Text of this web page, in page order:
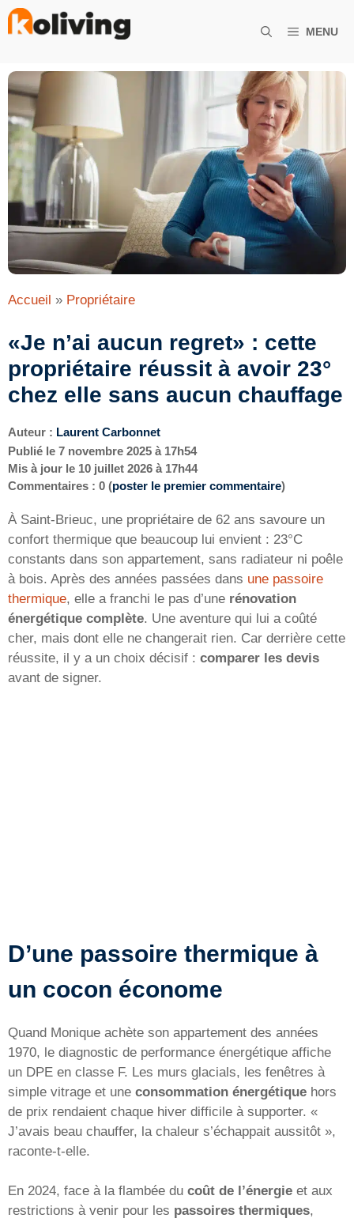
Aller
MENU
Accueil » Propriétaire
«Je n’ai aucun regret» : cette
propriétaire réussit à avoir 23°
chez elle sans aucun chauffage
Auteur : Laurent Carbonnet
Publié le 7 novembre 2025 à 17h54
Mis à jour le 10 juillet 2026 à 17h44
Commentaires : 0 (poster le premier commentaire)
À Saint-Brieuc, une propriétaire de 62 ans savoure un
confort thermique que beaucoup lui envient : 23°C
constants dans son appartement, sans radiateur ni poêle
à bois. Après des années passées dans une passoire
thermique, elle a franchi le pas d’une rénovation
énergétique complète. Une aventure qui lui a coûté
cher, mais dont elle ne changerait rien. Car derrière cette
réussite, il y a un choix décisif : comparer les devis
avant de signer.
D’une passoire thermique à
un cocon économe
Quand Monique achète son appartement des années
1970, le diagnostic de performance énergétique affiche
un DPE en classe F. Les murs glacials, les fenêtres à
simple vitrage et une consommation énergétique hors
de prix rendaient chaque hiver difficile à supporter. «
J’avais beau chauffer, la chaleur s’échappait aussitôt »,
raconte-t-elle.
En 2024, face à la flambée du coût de l’énergie et aux
restrictions à venir pour les passoires thermiques,